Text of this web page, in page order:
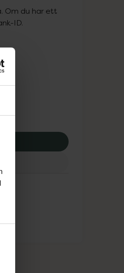
Om du har ett
ID.